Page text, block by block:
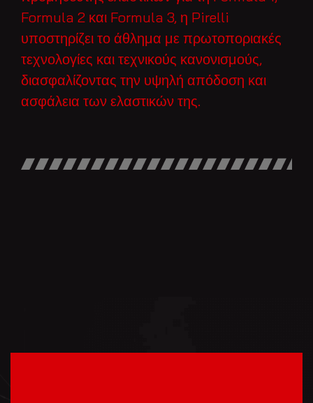
Formula 2 και Formula 3, η Pirelli
υποστηρίζει το άθλημα με πρωτοποριακές
τεχνολογίες και τεχνικούς κανονισμούς,
διασφαλίζοντας την υψηλή απόδοση και
ασφάλεια των ελαστικών της.